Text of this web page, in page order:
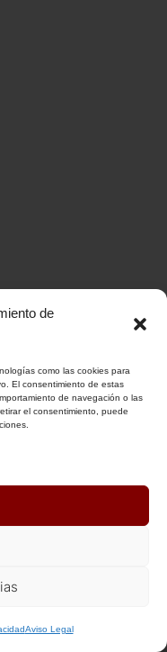
de
como las cookies para
El consentimiento de estas
de navegación o las
el consentimiento, puede
Aviso Legal